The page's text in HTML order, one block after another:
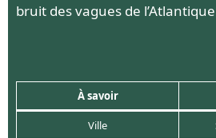
bruit des vagues de
À savoir
Ville